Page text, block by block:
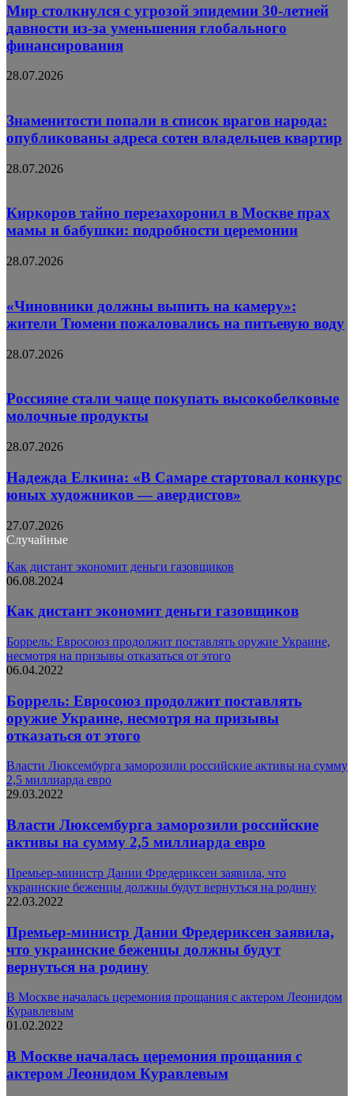
Мир столкнулся с угрозой эпидемии 30-летней
давности из-за уменьшения глобального
финансирования
28.07.2026
Знаменитости попали в список врагов народа:
опубликованы адреса сотен владельцев квартир
28.07.2026
Киркоров тайно перезахоронил в Москве прах
мамы и бабушки: подробности церемонии
28.07.2026
«Чиновники должны выпить на камеру»:
жители Тюмени пожаловались на питьевую воду
28.07.2026
Россияне стали чаще покупать высокобелковые
молочные продукты
28.07.2026
Надежда Елкина: «В Самаре стартовал конкурс
юных художников — авердистов»
27.07.2026
Случайные
Как дистант экономит деньги газовщиков
06.08.2024
Как дистант экономит деньги газовщиков
Боррель: Евросоюз продолжит поставлять оружие Украине,
несмотря на призывы отказаться от этого
06.04.2022
Боррель: Евросоюз продолжит поставлять
оружие Украине, несмотря на призывы
отказаться от этого
Власти Люксембурга заморозили российские активы на сумму
2,5 миллиарда евро
29.03.2022
Власти Люксембурга заморозили российские
активы на сумму 2,5 миллиарда евро
Премьер-министр Дании Фредериксен заявила, что
украинские беженцы должны будут вернуться на родину
22.03.2022
Премьер-министр Дании Фредериксен заявила,
что украинские беженцы должны будут
вернуться на родину
В Москве началась церемония прощания с актером Леонидом
Куравлевым
01.02.2022
В Москве началась церемония прощания с
актером Леонидом Куравлевым